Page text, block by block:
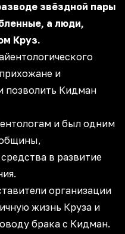
звёздной пары
а люди,
Круз.
и
позволить Кидман
и был одним
общины,
в развитие
организации
жизнь Круза и
брака с Кидман.